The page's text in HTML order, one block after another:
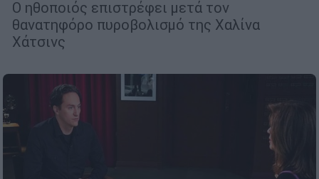
Ο ηθοποιός επιστρέφει μετά τον
θανατηφόρο πυροβολισμό της Χαλίνα
Χάτσινς